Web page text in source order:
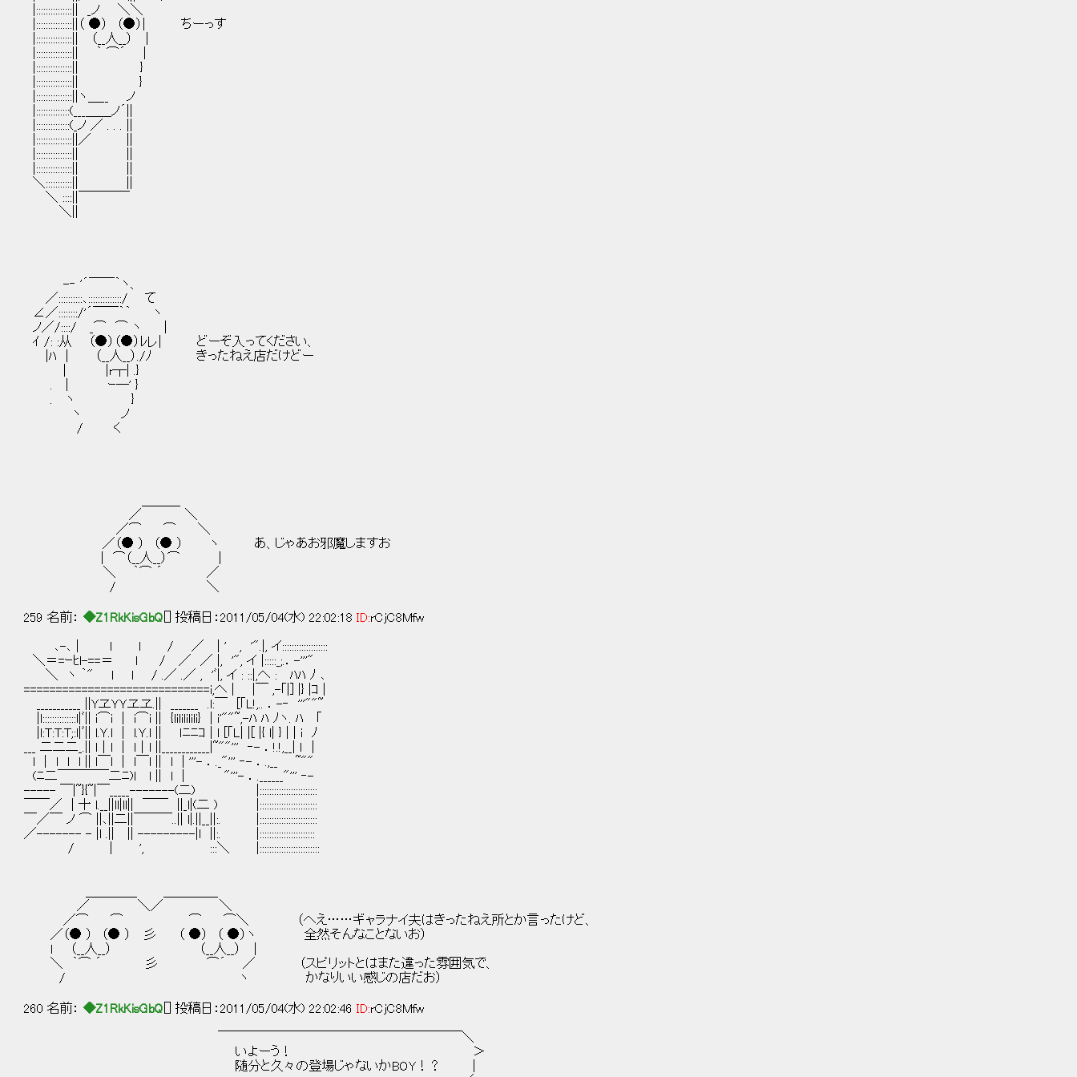
|:::::::::::::::|| _ノ ＼＼
|:::::::::::::::||（ ●） （●）| ちーっす
|:::::::::::::::|| （__人__） |
|:::::::::::::::|| ｀ ⌒´ |
|:::::::::::::::|| }
|:::::::::::::::|| }
|:::::::::::::::||ヽ＿__ ノ
|::::::::::::::(___＿＿ノ´||
|::::::::::::::(_ノ ／ . . . ||
|:::::::::::::::||／ ||
|:::::::::::::::|| ||
|:::::::::::::::|| ||
＼:::::::::::|| ||
＼ ::::||￣￣￣￣
＼||
-‐ '´￣￣｀ヽ、
／::::::::::､::::::::::::::/ て
∠／::::::::/'´￣￣｀｀ ヽ
ノ／/::::/ _⌒ ⌒ ヽ ｜
ｲ /: :从 （●）（●）ﾚレ| どーぞ入ってください、
|ﾊ | （__人__）./ﾉ きったねえ店だけどー
| |r┬| .}
. | ｰ―' }
. ヽ }
ヽ ノ
/ く
／ ＼
／⌒ ⌒ ＼
／（● ） （● ） ヽ あ、じゃあお邪魔しますお
| ⌒（__人__）⌒ |
＼ ｀⌒ ´ ／
/ ＼
259 名前： ◆Z1RkKisGbQ [] 投稿日：2011/05/04(水) 22:02:18 ID:rCjC8Mfw
､-､ | l l / ／ | ' , '".|, イ:::::::::::::::::::
＼＝=ｰﾋl-==＝ l / ／ ／ |, '", イ |:::::_;.．-'''"
＼ ヽ ｀" l l / .／ .／ , 'ﾞ|, イ : ::|,へ : ﾊﾊ ﾉ ､
=============================i,へ | |￣ ,-｢|] |} |ｺ |
___________ ||YヱＹＹヱヱ.|| _______ .l:￣ [｢L!,.. ．-‐ '''""~
|l::::::::::::::l|ﾞ|| i⌒i | i⌒i || {lilililili} | i'""~,-ﾊ ﾊ ﾉヽ. ﾊ ｢
|l:T:T:T;:l|ﾞ|| l.Ｙ.l | l.Ｙ.l || ｌﾆﾆｺ | l [｢L| |[ |{ l| } | | i ﾉ
___ 二二二_.|| l｜l | l｜l ||____________|~""''' ‐- ．!.!,__| ｌ |
l | l l l || l￣l | l￣l || l | '''- ．._"''' ‐- ．.,__ ~""
(ﾆ二￣￣￣￣二ﾆ)l l || l | "'''- ．.______"''' ‐-
----- ￣|~}{~|￣_____-------(二) |::::::::::::::::::::::::
￣￣／ | 十 l.__||ll|ll|| ￣￣ ||_l|(二 ) |::::::::::::::::::::::::
￣／￣ ノ ⌒ ||､||二||￣￣￣..|| l|.||__||:. |::::::::::::::::::::::::
／------- - |l .|| || ---------|l ||:. |:::::::::::::::::::::::
/ | ', :::＼ |:::::::::::::::::::::::::
／ ＼／ ＼
／⌒ ⌒ ⌒ ⌒＼ （へえ……ギャラナイ夫はきったねえ所とか言ったけど、
／（● ） （● ） 彡 （ ●） （ ●）ヽ 全然そんなことないお）
l （__人__） （__人__） |
＼ ｀⌒ ´ 彡 ⌒´ ／ （スピリットとはまた違った雰囲気で、
/ ヽ かなりいい感じの店だお）
260 名前： ◆Z1RkKisGbQ [] 投稿日：2011/05/04(水) 22:02:46 ID:rCjC8Mfw
￣￣￣￣￣￣￣￣￣￣￣￣￣￣￣￣￣￣￣＼
いよーう！ ＞
随分と久々の登場じゃないかBOY！？ │